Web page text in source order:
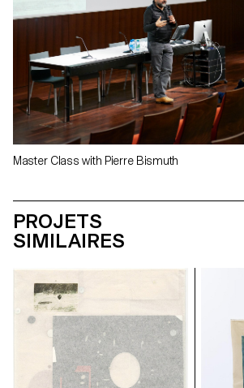
Master Class with Pierre Bismuth
PROJETS
SIMILAIRES